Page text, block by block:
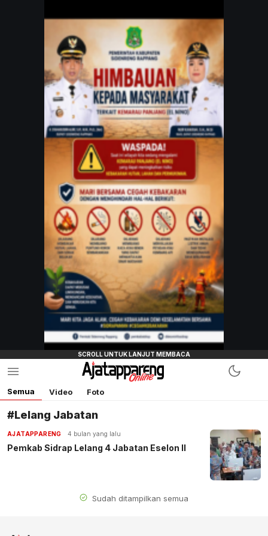
Semua Video Foto
#Lelang Jabatan
AJATAPPARENG 4 bulan yang lalu
Pemkab Sidrap Lelang 4 Jabatan Eselon II
Sudah ditampilkan semua